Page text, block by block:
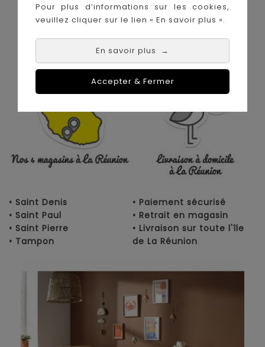
Pour plus d’informations sur les cookies,
veuillez cliquer sur le lien « En savoir plus ».
En savoir plus →
Accepter & Fermer
grandes marques de puériculture aux
meilleurs prix sur l'île de la Réunion !
Nos magasins à
La Réunion :
Achat en ligne :
• Saint Denis
• Saint Paul
• Saint Pierre
• Tampon
• Paiement sécurisé
• Retrait en magasin
• Livraison sur toute l'île
de La Réunion